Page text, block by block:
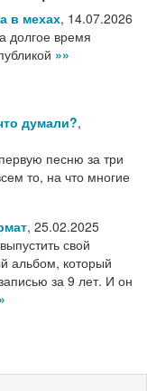
в мехах, 14.07.2026
долгое время
»»
думали?,
песню за три
то, на что многие
, 25.02.2025
свой
альбом, который
за 9 лет. И он